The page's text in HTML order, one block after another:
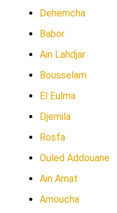
Dehemcha
Babor
Ain Lahdjar
Bousselam
El Eulma
Djemila
Rosfa
Ouled Addouane
Ain Arnat
Amoucha